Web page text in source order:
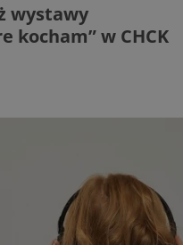
wystawy
kocham” w CHCK